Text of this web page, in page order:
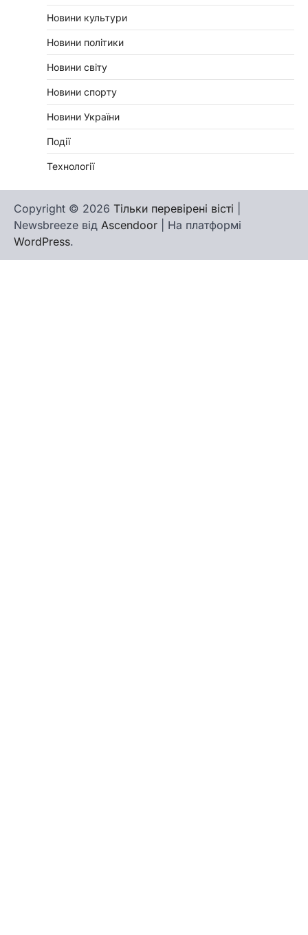
Новини культури
Новини політики
Новини світу
Новини спорту
Новини України
Події
Технології
Copyright © 2026 Тільки перевірені вісті
Newsbreeze від Ascendoor | На платформі
WordPress.